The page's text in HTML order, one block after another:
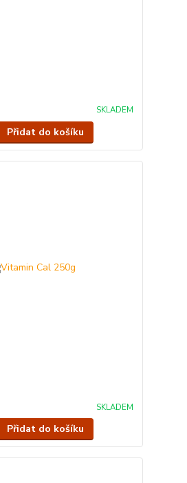
SKLADEM
Přidat do košíku
SKLADEM
Přidat do košíku